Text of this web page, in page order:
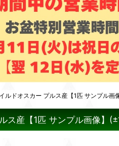
ルドオスカー プルス産【1匹 サンプル
ス産【1匹 サンプル画像】